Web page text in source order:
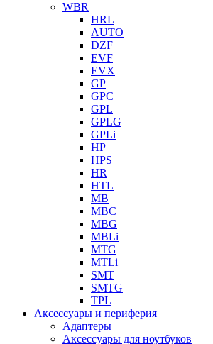
WBR
HRL
AUTO
DZF
EVF
EVX
GP
GPC
GPL
GPLG
GPLi
HP
HPS
HR
HTL
MB
MBC
MBG
MBLi
MTG
MTLi
SMT
SMTG
TPL
Аксессуары и периферия
Адаптеры
Аксессуары для ноутбуков